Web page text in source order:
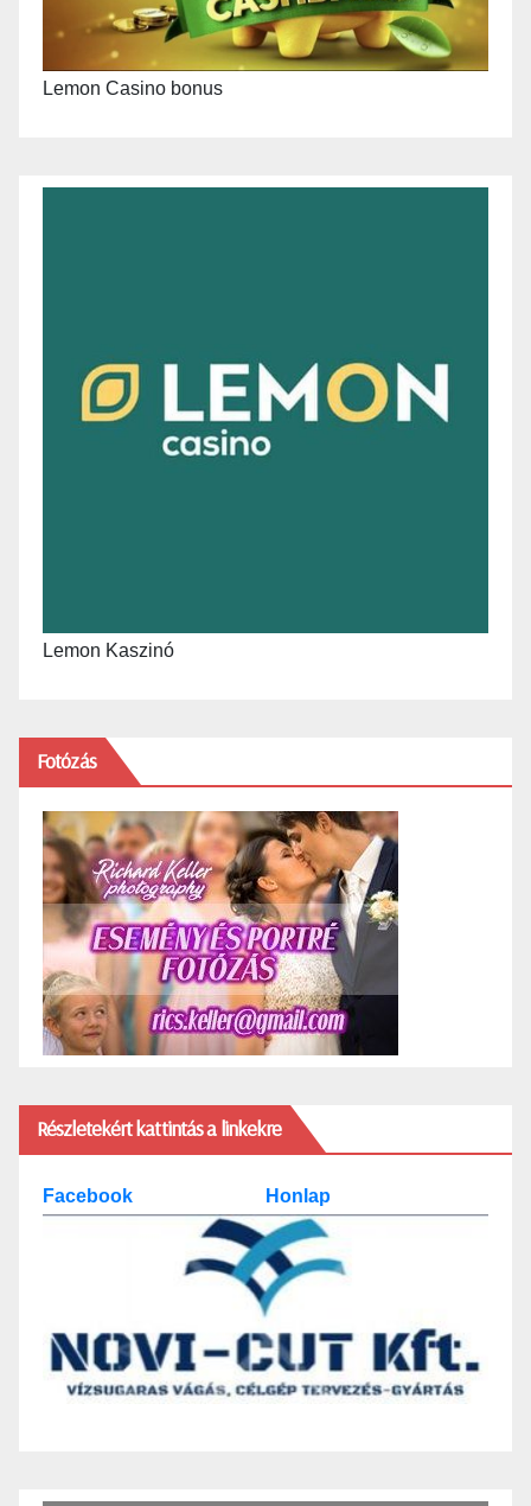
Lemon Casino bonus
Lemon Kaszinó
Fotózás
Részletekért kattintás a linkekre
Facebook Honlap